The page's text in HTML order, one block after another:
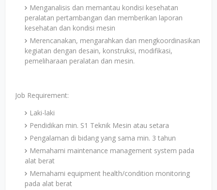
Menganalisis dan memantau kondisi kesehatan
peralatan pertambangan dan memberikan laporan
kesehatan dan kondisi mesin
Merencanakan, mengarahkan dan mengkoordinasikan
kegiatan dengan desain, konstruksi, modifikasi,
pemeliharaan peralatan dan mesin.
Job Requirement:
Laki-laki
Pendidikan min. S1 Teknik Mesin atau setara
Pengalaman di bidang yang sama min. 3 tahun
Memahami maintenance management system pada
alat berat
Memahami equipment health/condition monitoring
pada alat berat